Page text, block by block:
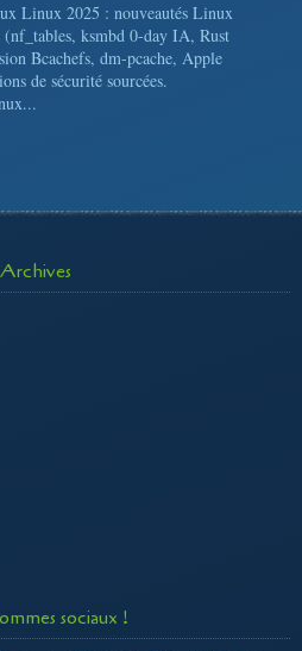
Linux 2025 : nouveautés Linux
ksmbd 0-day IA, Rust
Bcachefs, dm-pcache, Apple
de sécurité sourcées.
Archives
sociaux !